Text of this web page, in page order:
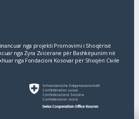
nga projekti Promovimi i Shoqërisë
nga Zyra Zvicerane për Bashkëpunim në
nga Fondacioni Kosovar për Shoqëri Civile